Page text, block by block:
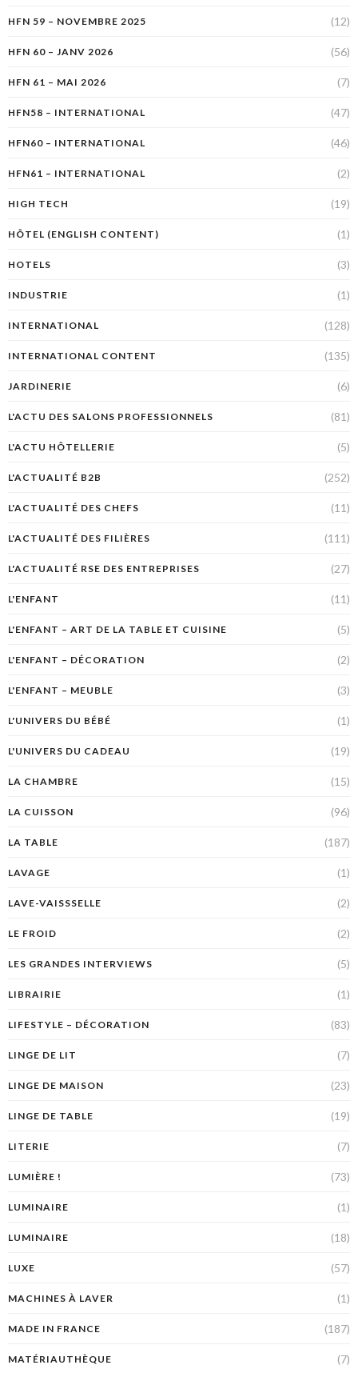
HFN 59 – NOVEMBRE 2025 (12)
HFN 60 – JANV 2026 (56)
HFN 61 – MAI 2026 (7)
HFN58 – INTERNATIONAL (47)
HFN60 – INTERNATIONAL (46)
HFN61 – INTERNATIONAL (2)
HIGH TECH (19)
HÔTEL (ENGLISH CONTENT) (1)
HOTELS (3)
INDUSTRIE (1)
INTERNATIONAL (128)
INTERNATIONAL CONTENT (135)
JARDINERIE (6)
L'ACTU DES SALONS PROFESSIONNELS (81)
L'ACTU HÔTELLERIE (5)
L'ACTUALITÉ B2B (252)
L'ACTUALITÉ DES CHEFS (11)
L'ACTUALITÉ DES FILIÈRES (111)
L'ACTUALITÉ RSE DES ENTREPRISES (27)
L'ENFANT (11)
L'ENFANT – ART DE LA TABLE ET CUISINE (5)
L'ENFANT – DÉCORATION (2)
L'ENFANT – MEUBLE (3)
L'UNIVERS DU BÉBÉ (1)
L'UNIVERS DU CADEAU (19)
LA CHAMBRE (15)
LA CUISSON (96)
LA TABLE (187)
LAVAGE (1)
LAVE-VAISSSELLE (2)
LE FROID (2)
LES GRANDES INTERVIEWS (5)
LIBRAIRIE (1)
LIFESTYLE – DÉCORATION (83)
LINGE DE LIT (7)
LINGE DE MAISON (23)
LINGE DE TABLE (19)
LITERIE (7)
LUMIÈRE ! (73)
LUMINAIRE (1)
LUMINAIRE (18)
LUXE (57)
MACHINES À LAVER (1)
MADE IN FRANCE (187)
MATÉRIAUTHÈQUE (7)